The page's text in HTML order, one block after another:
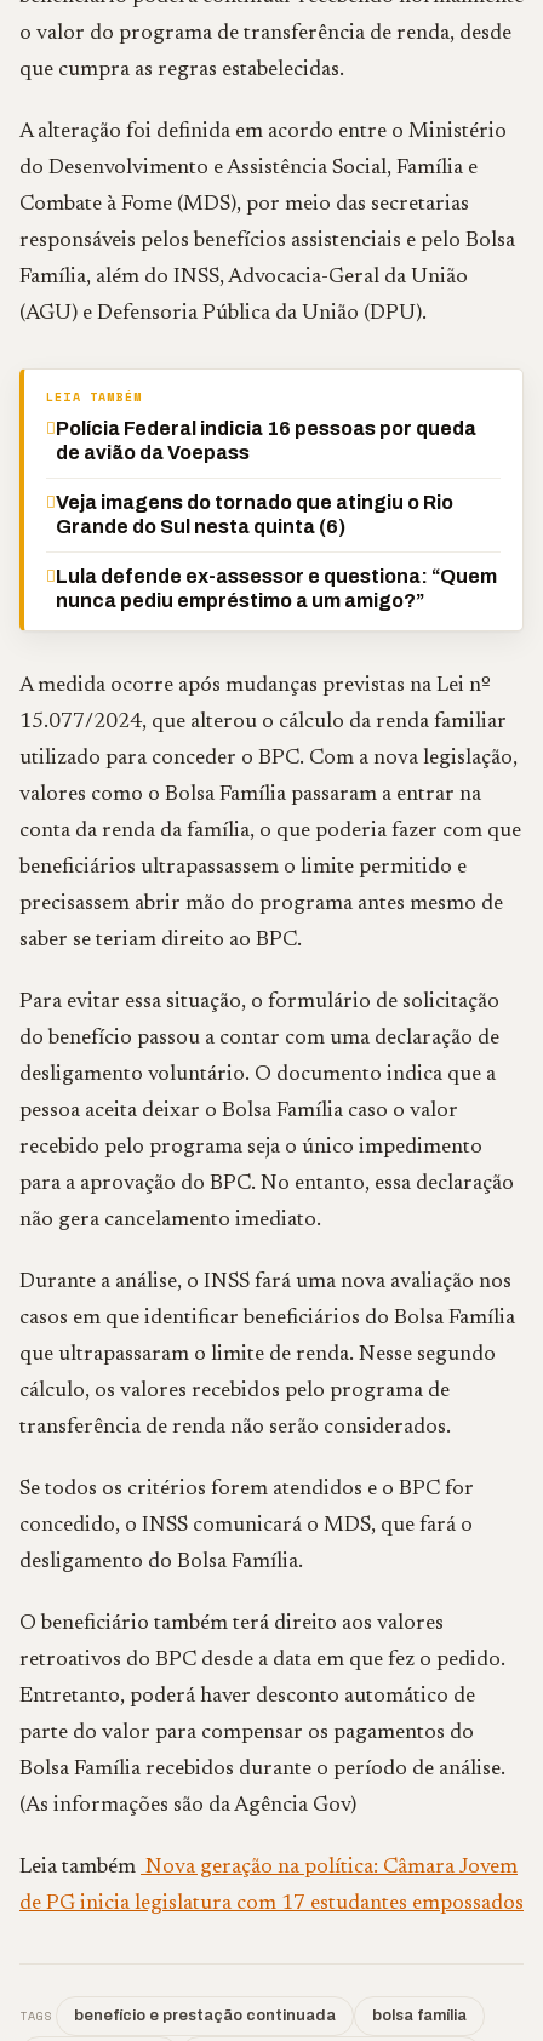
o valor do programa de transferência de renda, desde
que cumpra as regras estabelecidas.
A alteração foi definida em acordo entre o Ministério
do Desenvolvimento e Assistência Social, Família e
Combate à Fome (MDS), por meio das secretarias
responsáveis pelos benefícios assistenciais e pelo Bolsa
Família, além do INSS, Advocacia-Geral da União
(AGU) e Defensoria Pública da União (DPU).
LEIA TAMBÉM
Polícia Federal indicia 16 pessoas por queda
de avião da Voepass
Veja imagens do tornado que atingiu o Rio
Grande do Sul nesta quinta (6)
Lula defende ex-assessor e questiona: “Quem
nunca pediu empréstimo a um amigo?”
A medida ocorre após mudanças previstas na Lei nº
15.077/2024, que alterou o cálculo da renda familiar
utilizado para conceder o BPC. Com a nova legislação,
valores como o Bolsa Família passaram a entrar na
conta da renda da família, o que poderia fazer com que
beneficiários ultrapassassem o limite permitido e
precisassem abrir mão do programa antes mesmo de
saber se teriam direito ao BPC.
Para evitar essa situação, o formulário de solicitação
do benefício passou a contar com uma declaração de
desligamento voluntário. O documento indica que a
pessoa aceita deixar o Bolsa Família caso o valor
recebido pelo programa seja o único impedimento
para a aprovação do BPC. No entanto, essa declaração
não gera cancelamento imediato.
Durante a análise, o INSS fará uma nova avaliação nos
casos em que identificar beneficiários do Bolsa Família
que ultrapassaram o limite de renda. Nesse segundo
cálculo, os valores recebidos pelo programa de
transferência de renda não serão considerados.
Se todos os critérios forem atendidos e o BPC for
concedido, o INSS comunicará o MDS, que fará o
desligamento do Bolsa Família.
O beneficiário também terá direito aos valores
retroativos do BPC desde a data em que fez o pedido.
Entretanto, poderá haver desconto automático de
parte do valor para compensar os pagamentos do
Bolsa Família recebidos durante o período de análise.
(As informações são da Agência Gov)
Leia também Nova geração na política: Câmara Jovem
de PG inicia legislatura com 17 estudantes empossados
TAGS benefício e prestação continuada bolsa família